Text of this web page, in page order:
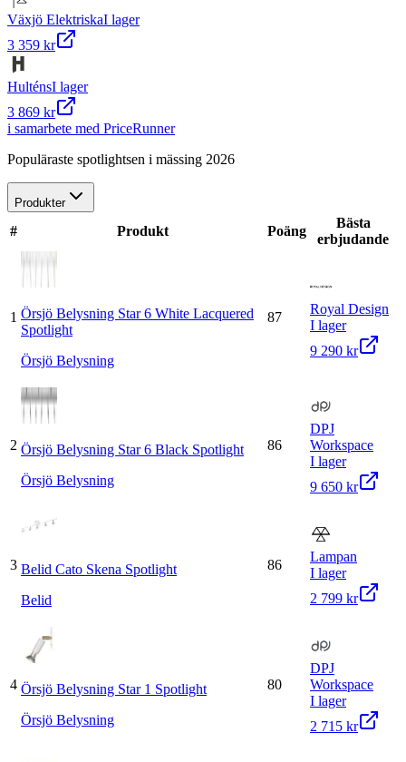
Växjö ElektriskaI lager
3 359 kr
HulténsI lager
3 869 kr
i samarbete med PriceRunner
Populäraste spotlightsen i mässing 2026
Produkter
# Produkt Poäng
Bästa
erbjudande
1 Örsjö Belysning Star 6 White Lacquered
Spotlight
Örsjö Belysning
87
Royal Design
I lager
9 290 kr
2 Örsjö Belysning Star 6 Black Spotlight
Örsjö Belysning
86
DPJ
Workspace
I lager
9 650 kr
3 Belid Cato Skena Spotlight
Belid
86
Lampan
I lager
2 799 kr
4 Örsjö Belysning Star 1 Spotlight
Örsjö Belysning
80
DPJ
Workspace
I lager
2 715 kr